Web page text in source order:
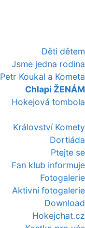
Děti dětem
Jsme jedna rodina
Petr Koukal a Kometa
Chlapi ŽENÁM
Hokejová tombola
Království Komety
Dortiáda
Ptejte se
Fan klub informuje
Fotogalerie
Aktivní fotogalerie
Download
Hokejchat.cz